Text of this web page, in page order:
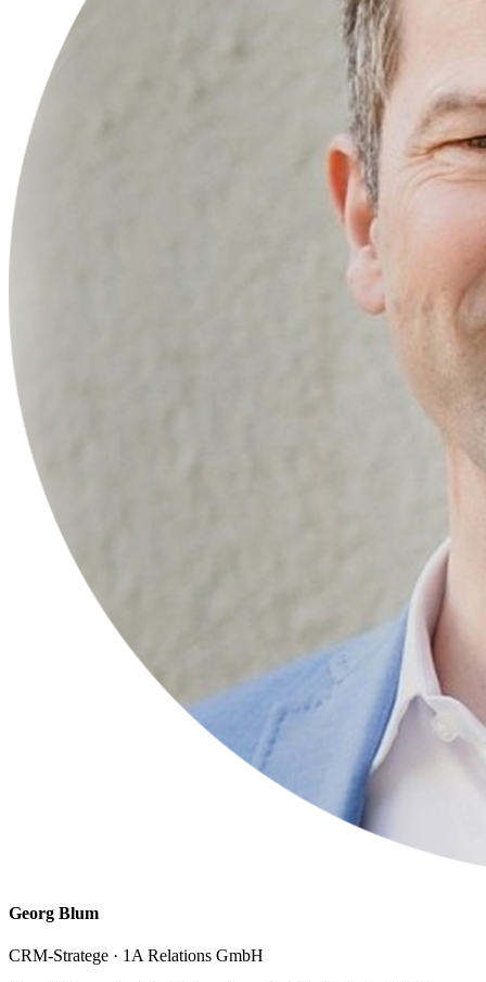
Georg Blum
CRM-Stratege · 1A Relations GmbH